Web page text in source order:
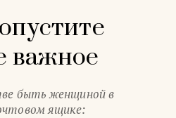
важное
быть женщиной в
ящике: